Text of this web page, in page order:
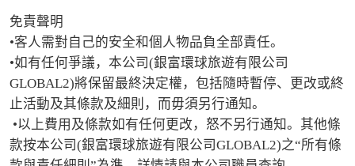
免責聲明
•客人需對自己的安全和個人物品負全部責任。
•如有任何爭議，本公司(銀富環球旅遊有限公司
GLOBAL2)將保留最終決定權，包括隨時暫停、更改或終
止活動及其條款及細則，而毋須另行通知。
款按本公司(銀富環球旅遊有限公司GLOBAL2)之“所有條